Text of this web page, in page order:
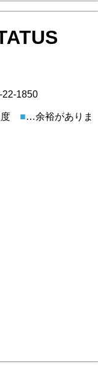
1850
度 ■…余裕がありま